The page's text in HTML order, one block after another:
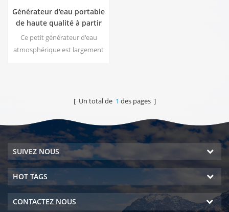
Générateur d'eau portable
de haute qualité à partir
de l'air HR-77M
Ce petit générateur d'eau
atmosphérique est largement
pure. Sortie d'eau pure
d'affichage LCD.
[ Un total de 1 des pages ]
SUIVEZ NOUS
HOT TAGS
CONTACTEZ NOUS